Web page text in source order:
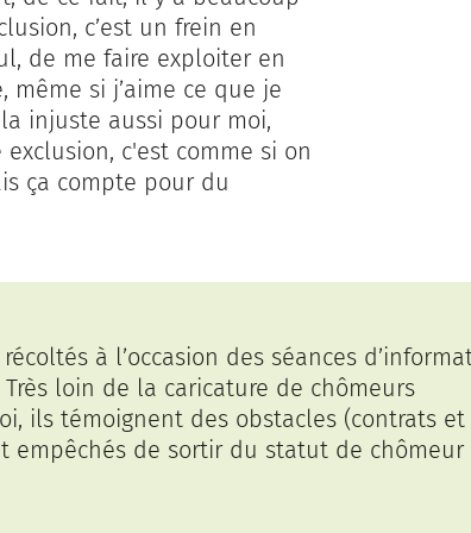
c’est un frein en
de me faire exploiter en
même si j’aime ce que je
injuste aussi pour moi,
c'est comme si on
ça compte pour du
à l’occasion des séances
loin de la caricature de chômeurs
ils témoignent des obstacles (contrats
empêchés de sortir du statut de chômeur